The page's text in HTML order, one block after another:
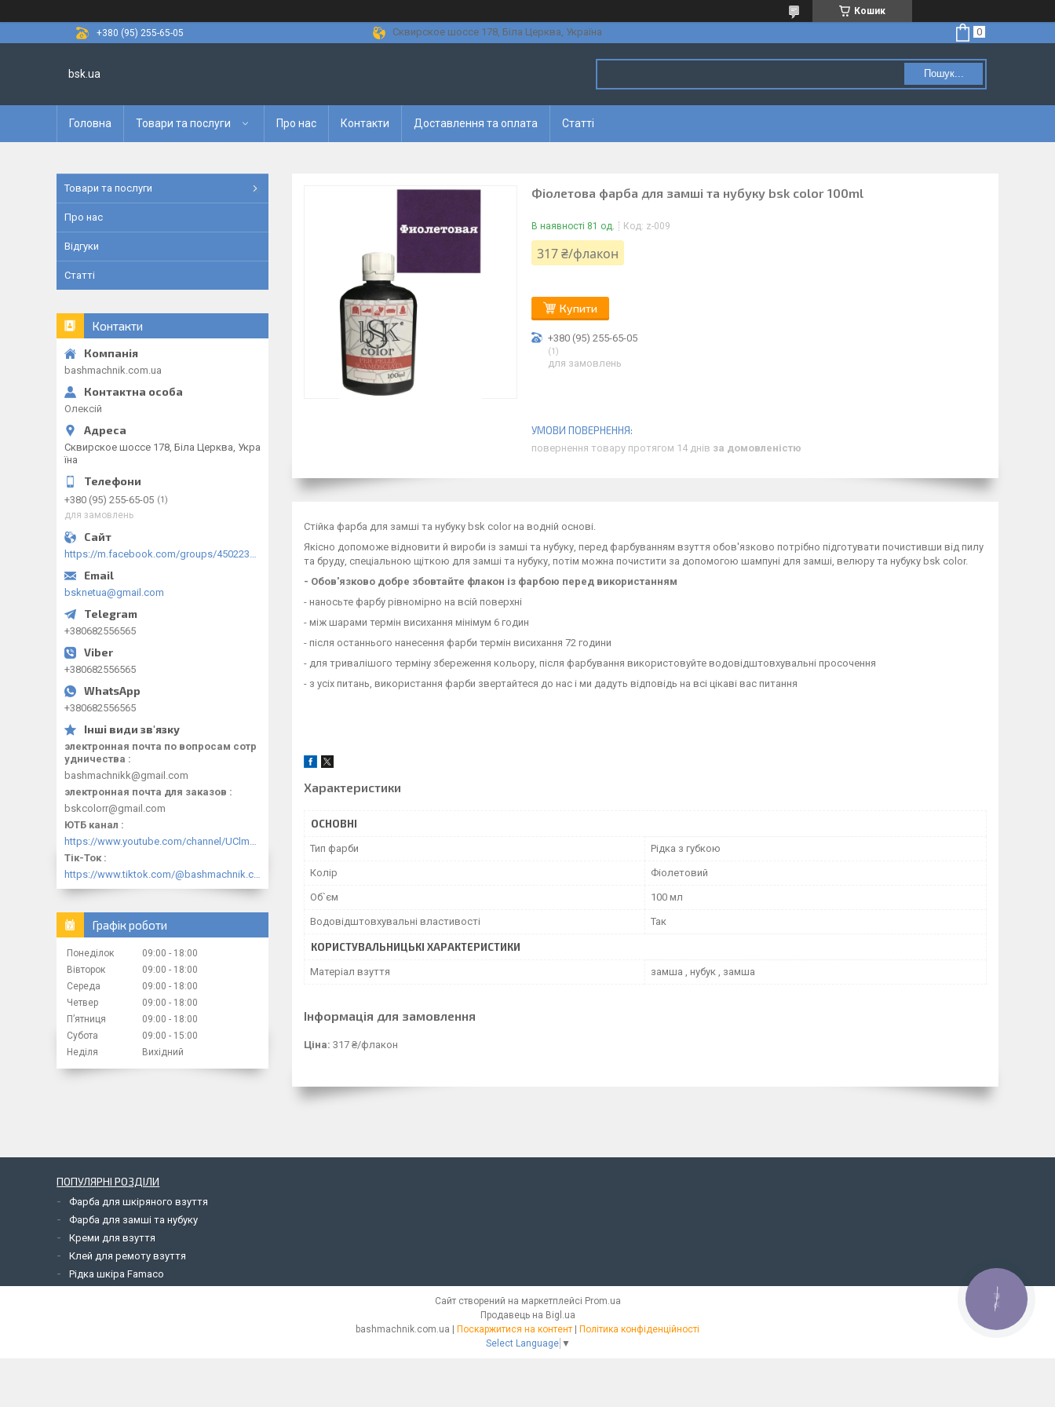
Кошик
+380 (95) 255-65-05
Сквирское шоссе 178, Біла Церква, Україна
bsk.ua Пошук...
Головна Товари та послуги Про нас Контакти Доставлення та оплата Статті
Фіолетова фарба для замші та нубуку bsk color 100ml
В наявності 81 од. Код: z-009
317 ₴/флакон
Купити
+380 (95) 255-65-05
1
для замовлень
повернення товару протягом 14 днів за домовленістю
Стійка фарба для замші та нубуку bsk color на водній основі.
Якісно допоможе відновити й вироби із замші та нубуку, перед фарбуванням взуття обов'язково потрібно підготувати почистивши від пилу
та бруду, спеціальною щіткою для замші та нубуку, потім можна почистити за допомогою шампуні для замші, велюру та нубуку bsk color.
- Обов'язково добре збовтайте флакон із фарбою перед використанням
- наносьте фарбу рівномірно на всій поверхні
- між шарами термін висихання мінімум 6 годин
- після останнього нанесення фарби термін висихання 72 години
- для тривалішого терміну збереження кольору, після фарбування використовуйте водовідштовхувальні просочення
- з усіх питань, використання фарби звертайтеся до нас і ми дадуть відповідь на всі цікаві вас питання
Характеристики
ОСНОВНІ
Тип фарби Рідка з губкою
Колір Фіолетовий
Об`єм 100 мл
Водовідштовхувальні властивості Так
КОРИСТУВАЛЬНИЦЬКІ ХАРАКТЕРИСТИКИ
Матеріал взуття замша , нубук , замша
Інформація для замовлення
Ціна: 317 ₴/флакон
Товари та послуги
Про нас
Відгуки
Статті
Контакти
bashmachnik.com.ua
Олексій
Сквирское шоссе 178, Біла Церква, Укра
їна
+380 (95) 255-65-05 1
для замовлень
https://m.facebook.com/groups/450223289123148/?ref=group_browse
bsknetua@gmail.com
+380682556565
+380682556565
+380682556565
электронная почта по вопросам сотр
удничества
bashmachnikk@gmail.com
электронная почта для заказов
bskcolorr@gmail.com
ЮТБ канал
https://www.youtube.com/channel/UClmpExjfqH65_PkVWCmgPbQ
Тік-Ток
https://www.tiktok.com/@bashmachnik.com.ua
Графік роботи
Понеділок 09:00
18:00
Вівторок
09:00
18:00
Середа
09:00
18:00
Четвер
09:00
18:00
Пʼятниця
09:00
18:00
Субота
09:00
15:00
Неділя
Вихідний
ПОПУЛЯРНІ РОЗДІЛИ
Фарба для шкіряного взуття
Фарба для замші та нубуку
Креми для взуття
Клей для ремоту взуття
Рідка шкіра Famaco
Сайт створений на маркетплейсі Prom.ua
Продавець на Bigl.ua
bashmachnik.com.ua | Поскаржитися на контент | Політика конфіденційності
Select Language ▼
КНОПКА
ЗВ'ЯЗКУ